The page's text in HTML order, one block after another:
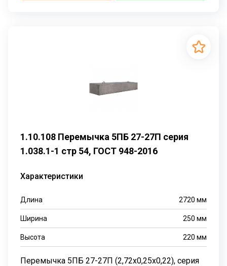
1.10.108 Перемычка 5ПБ 27-27П серия
1.038.1-1 стр 54, ГОСТ 948-2016
Характеристики
Длина 2720 мм
Ширина 250 мм
Высота 220 мм
Перемычка 5ПБ 27-27П (2,72х0,25х0,22), серия